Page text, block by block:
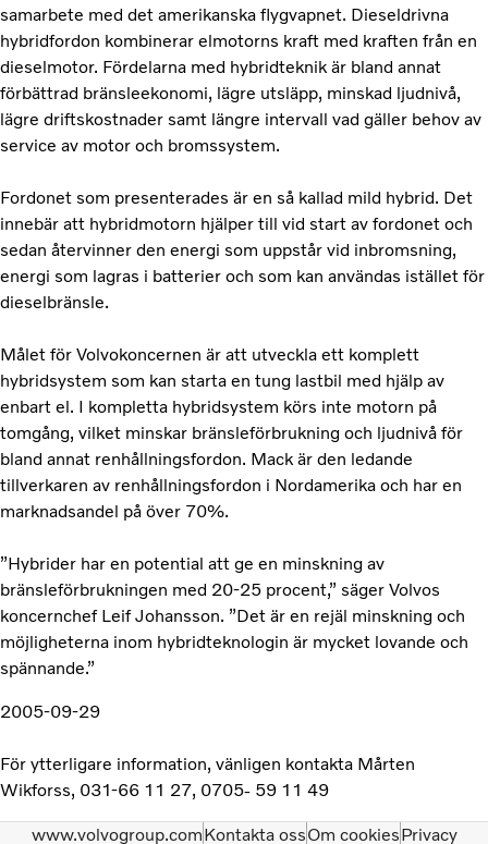
samarbete med det amerikanska flygvapnet. Dieseldrivna
hybridfordon kombinerar elmotorns kraft med kraften från en
dieselmotor. Fördelarna med hybridteknik är bland annat
förbättrad bränsleekonomi, lägre utsläpp, minskad ljudnivå,
lägre driftskostnader samt längre intervall vad gäller behov av
service av motor och bromssystem.
Fordonet som presenterades är en så kallad mild hybrid. Det
innebär att hybridmotorn hjälper till vid start av fordonet och
sedan återvinner den energi som uppstår vid inbromsning,
energi som lagras i batterier och som kan användas istället för
dieselbränsle.
Målet för Volvokoncernen är att utveckla ett komplett
hybridsystem som kan starta en tung lastbil med hjälp av
enbart el. I kompletta hybridsystem körs inte motorn på
tomgång, vilket minskar bränsleförbrukning och ljudnivå för
bland annat renhållningsfordon. Mack är den ledande
tillverkaren av renhållningsfordon i Nordamerika och har en
marknadsandel på över 70%.
”Hybrider har en potential att ge en minskning av
bränsleförbrukningen med 20-25 procent,” säger Volvos
koncernchef Leif Johansson. ”Det är en rejäl minskning och
möjligheterna inom hybridteknologin är mycket lovande och
spännande.”
2005-09-29
För ytterligare information, vänligen kontakta Mårten
Wikforss, 031-66 11 27, 0705- 59 11 49
www.volvogroup.comKontakta ossOm cookiesPrivacy